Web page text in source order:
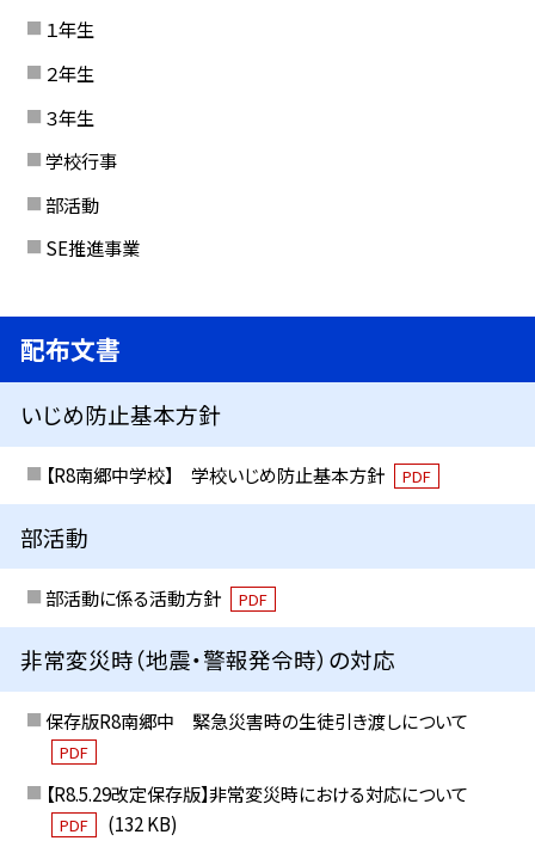
１年生
２年生
３年生
学校行事
部活動
SE推進事業
配布文書
いじめ防止基本方針
【R8南郷中学校】 学校いじめ防止基本方針 PDF
部活動
部活動に係る活動方針 PDF
非常変災時（地震・警報発令時）の対応
保存版R8南郷中 緊急災害時の生徒引き渡しについて
PDF
【R8.5.29改定保存版】非常変災時における対応について
PDF (132 KB)